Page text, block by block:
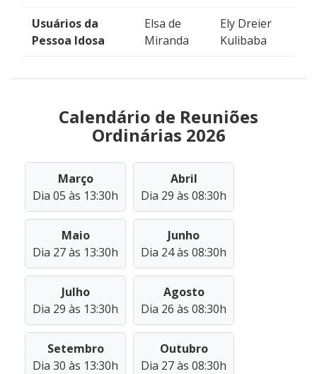
Usuários da
Pessoa Idosa
Elsa de
Miranda
Ely Dreier
Kulibaba
Calendário de Reuniões
Ordinárias 2026
Março
Dia 05 às 13:30h
Abril
Dia 29 às 08:30h
Maio
Dia 27 às 13:30h
Junho
Dia 24 às 08:30h
Julho
Dia 29 às 13:30h
Agosto
Dia 26 às 08:30h
Setembro
Dia 30 às 13:30h
Outubro
Dia 27 às 08:30h